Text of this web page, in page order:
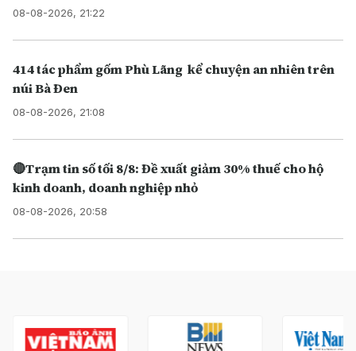
08-08-2026, 21:22
414 tác phẩm gốm Phù Lãng kể chuyện an nhiên trên
núi Bà Đen
08-08-2026, 21:08
🔴Trạm tin số tối 8/8: Đề xuất giảm 30% thuế cho hộ
kinh doanh, doanh nghiệp nhỏ
08-08-2026, 20:58